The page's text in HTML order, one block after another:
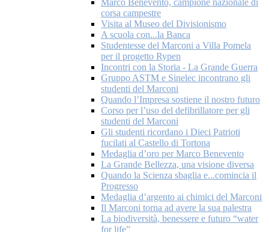
Marco Benevento, campione nazionale di
corsa campestre
Visita al Museo del Divisionismo
A scuola con...la Banca
Studentesse del Marconi a Villa Pomela
per il progetto Rypen
Incontri con la Storia - La Grande Guerra
Gruppo ASTM e Sinelec incontrano gli
studenti del Marconi
Quando l’Impresa sostiene il nostro futuro
Corso per l’uso del defibrillatore per gli
studenti del Marconi
Gli studenti ricordano i Dieci Patrioti
fucilati al Castello di Tortona
Medaglia d’oro per Marco Benevento
La Grande Bellezza, una visione diversa
Quando la Scienza sbaglia e...comincia il
Progresso
Medaglia d’argento ai chimici del Marconi
Il Marconi torna ad avere la sua palestra
La biodiversità, benessere e futuro “water
for life”